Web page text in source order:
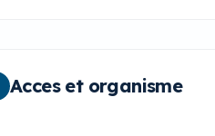
Acces et organisme